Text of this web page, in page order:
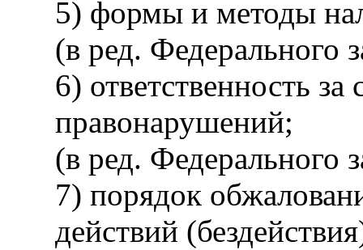
5) формы и методы
(в ред. Федерального
6) ответственность
правонарушений;
(в ред. Федерального
7) порядок
действий